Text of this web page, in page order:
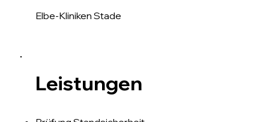
Elbe-Kliniken Stade
Leistungen